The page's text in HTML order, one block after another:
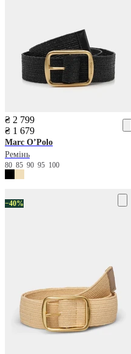
₴ 2 799
₴ 1 679
Marc O’Polo
Ремінь
80 85 90 95 100
−40%